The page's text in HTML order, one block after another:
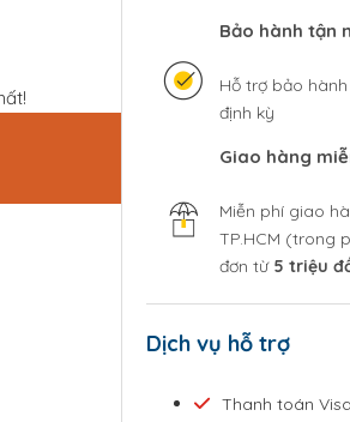
Bảo hành tận
Hỗ trợ bảo
định kỳ
Giao hàng
Miễn phí giao
TP.HCM (trong
đơn từ 5 triệu
Dịch vụ hỗ trợ
Thanh toán